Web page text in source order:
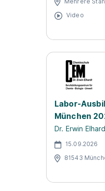
Video
Labor-
München
Dr. Erwin
15.09.2026
81543